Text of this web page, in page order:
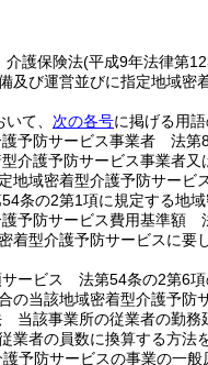
介護保険法(平成9年法律第
及び運営並びに指定地域密
て、 次の各号に掲げる用
予防サービス事業者 法第
介護予防サービス事業者
地域密着型介護予防サービ
条の2第1項に規定する地域
予防サービス費用基準額
着型介護予防サービスに要
ービス 法第54条の2第6項
の当該地域密着型介護予防
当該事業所の従業者の勤務
業者の員数に換算する方法
予防サービスの事業の一般